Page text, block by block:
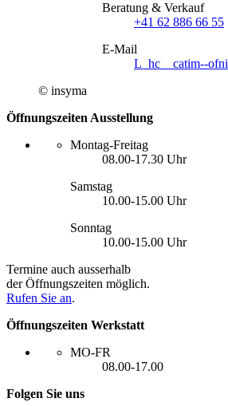
Beratung & Verkauf
+41 62 886 66 55
E-Mail
L_hc__catim--ofni
© insyma
Öffnungszeiten Ausstellung
Montag-Freitag
08.00-17.30 Uhr
Samstag
10.00-15.00 Uhr
Sonntag
10.00-15.00 Uhr
Termine auch ausserhalb
der ­Öffnungszeiten möglich.
Rufen Sie an.
Öffnungszeiten Werkstatt
MO-FR
08.00-17.00
Folgen Sie uns